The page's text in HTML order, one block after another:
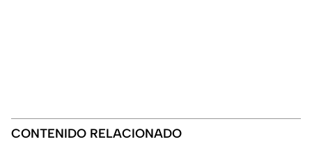
CONTENIDO RELACIONADO